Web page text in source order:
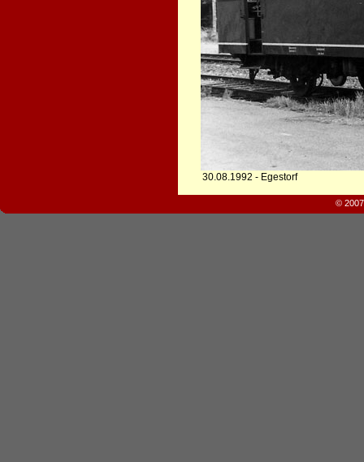
30.08.1992 - Egestorf
©